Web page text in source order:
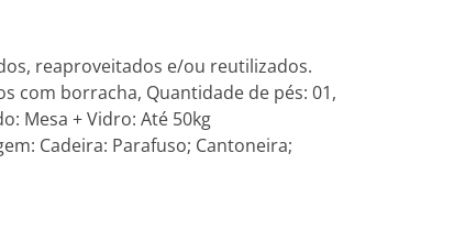
reaproveitados e/ou reutilizados.
com borracha, Quantidade de pés: 01,
Mesa + Vidro: Até 50kg
Cadeira: Parafuso; Cantoneira;